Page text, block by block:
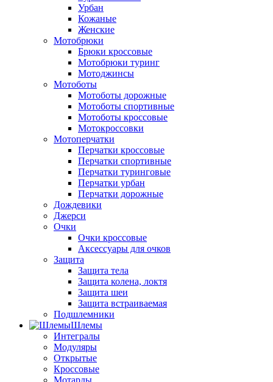
Урбан
Кожаные
Женские
Мотобрюки
Брюки кроссовые
Мотобрюки туринг
Мотоджинсы
Мотоботы
Мотоботы дорожные
Мотоботы спортивные
Мотоботы кроссовые
Мотокроссовки
Мотоперчатки
Перчатки кроссовые
Перчатки спортивные
Перчатки туринговые
Перчатки урбан
Перчатки дорожные
Дождевики
Джерси
Очки
Очки кроссовые
Аксессуары для очков
Защита
Защита тела
Защита колена, локтя
Защита шеи
Защита встраиваемая
Подшлемники
Шлемы
Интегралы
Модуляры
Открытые
Кроссовые
Мотарды